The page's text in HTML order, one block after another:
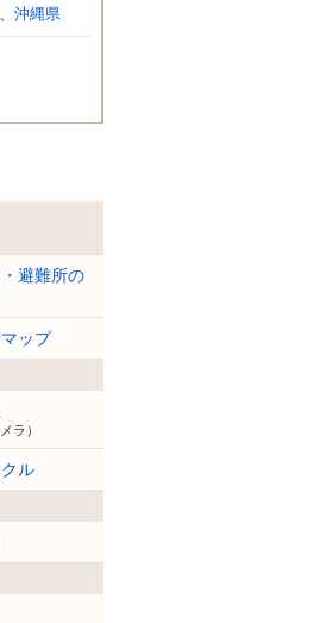
、 沖縄県
避難所の
ップ
ラ）
ル